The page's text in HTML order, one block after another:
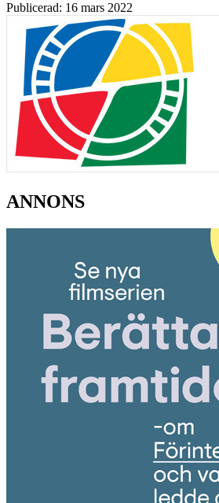
Publicerad: 16 mars 2022
ANNONS